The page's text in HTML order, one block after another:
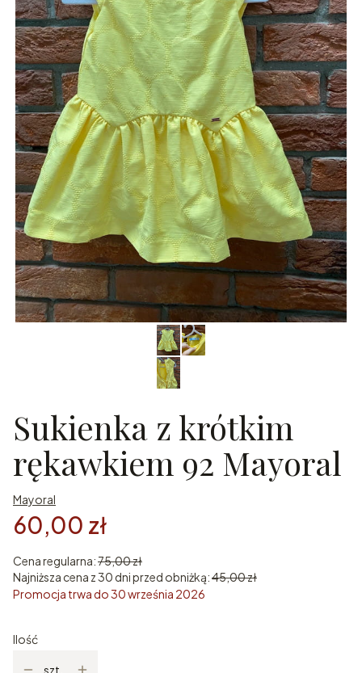
Sukienka z krótkim
rękawkiem 92 Mayoral
Mayoral
60,00 zł
Cena regularna:75,00 zł
Najniższa cena z 30 dni przed obniżką:45,00 zł
Promocja trwa do 30 września 2026
Ilość
szt.